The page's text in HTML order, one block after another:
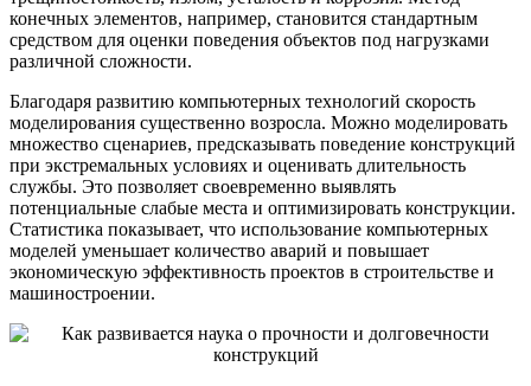
конечных элементов, например, становится стандартным
средством для оценки поведения объектов под нагрузками
различной сложности.
Благодаря развитию компьютерных технологий скорость
моделирования существенно возросла. Можно моделировать
множество сценариев, предсказывать поведение конструкций
при экстремальных условиях и оценивать длительность
службы. Это позволяет своевременно выявлять
потенциальные слабые места и оптимизировать конструкции.
Статистика показывает, что использование компьютерных
моделей уменьшает количество аварий и повышает
экономическую эффективность проектов в строительстве и
машиностроении.